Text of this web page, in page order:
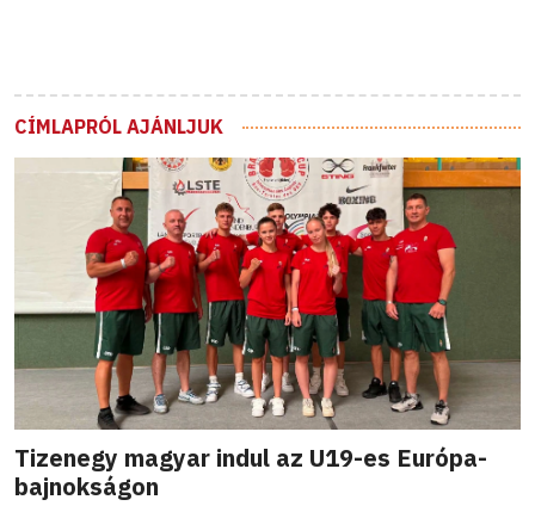
CÍMLAPRÓL AJÁNLJUK
Tizenegy magyar indul az U19-es Európa-
bajnokságon